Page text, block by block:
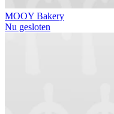
MOOY Bakery
Nu gesloten